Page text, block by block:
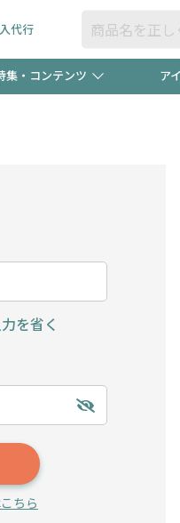
代行
集・コンテンツ
今すぐ使えるクーポンプレゼ
限定クーポンも不定期配信
ア
を省く
ちら